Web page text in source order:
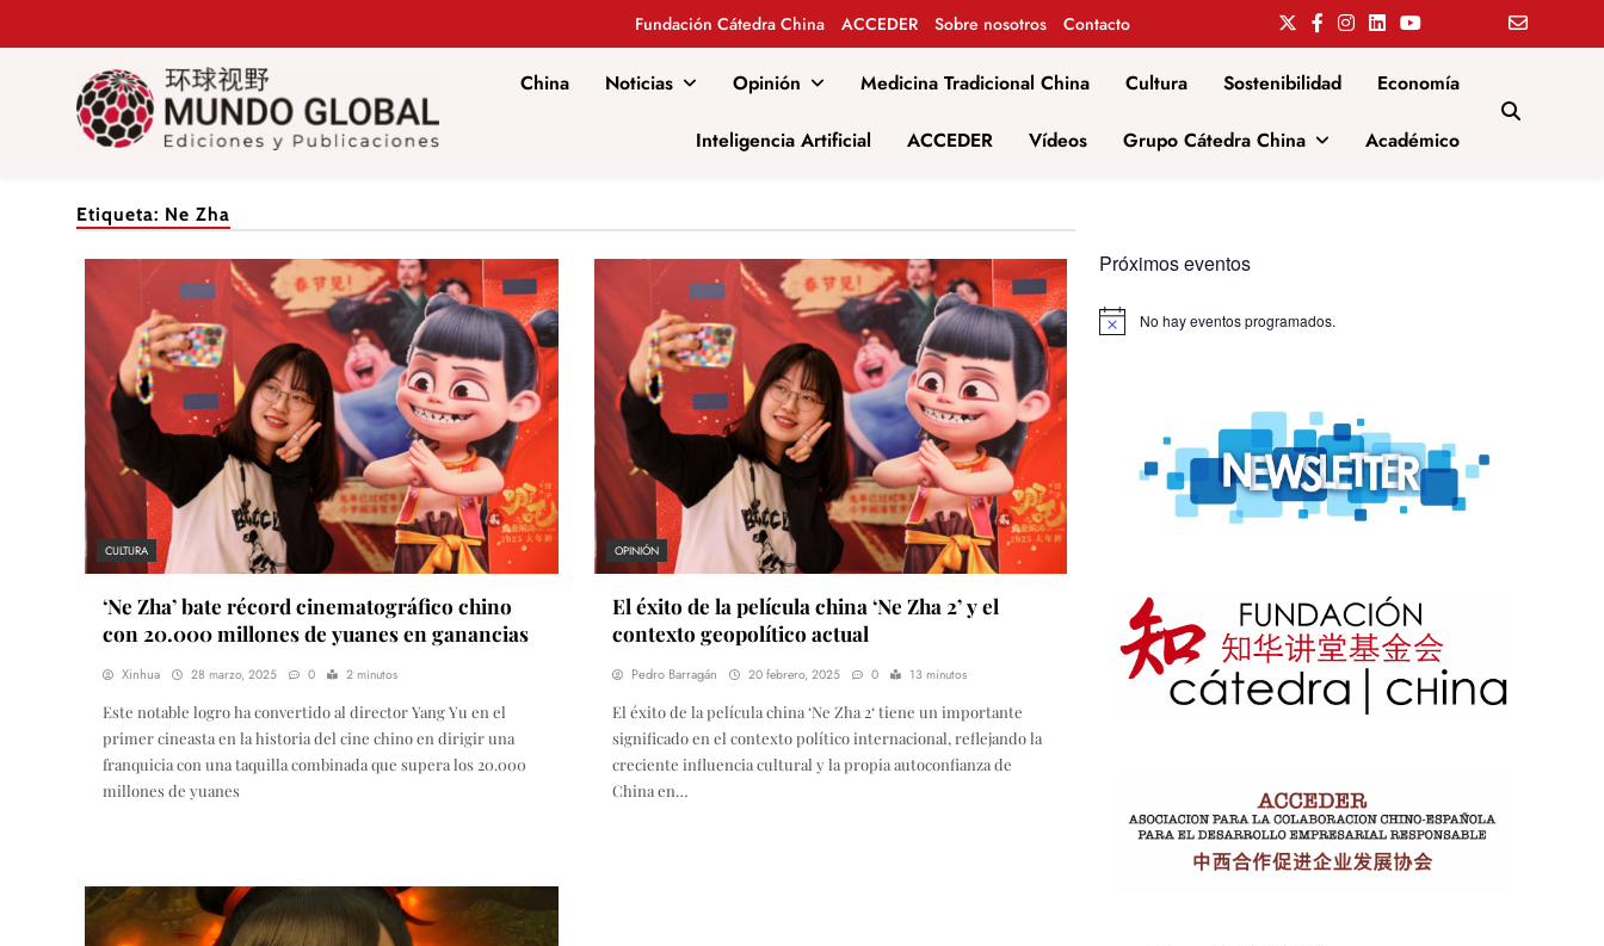
Fundación Cátedra China ACCEDER Sobre nosotros Contacto
Mundo Global
China Noticias Opinión Medicina Tradicional China Cultura Sostenibilidad Economía
Inteligencia Artificial ACCEDER Vídeos Grupo Cátedra China Académico
Etiqueta: Ne Zha
CULTURA
‘Ne Zha’ bate récord cinematográfico chino
con 20.000 millones de yuanes en ganancias
Xinhua 28 marzo, 2025 0 2 minutos
Este notable logro ha convertido al director Yang Yu en el
primer cineasta en la historia del cine chino en dirigir una
franquicia con una taquilla combinada que supera los 20.000
millones de yuanes
OPINIÓN
El éxito de la película china ‘Ne Zha 2’ y el
contexto geopolítico actual
Pedro Barragán 20 febrero, 2025 0 13 minutos
El éxito de la película china ‘Ne Zha 2‘ tiene un importante
significado en el contexto político internacional, reflejando la
creciente influencia cultural y la propia autoconfianza de
China en…
Próximos eventos
Aviso No hay eventos programados.